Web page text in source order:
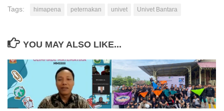
Tags: himapena peternakan univet Univet Bantara
YOU MAY ALSO LIKE...